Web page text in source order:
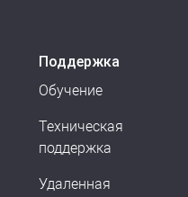
Поддержка
Обучение
Техническая
поддержка
Удаленная